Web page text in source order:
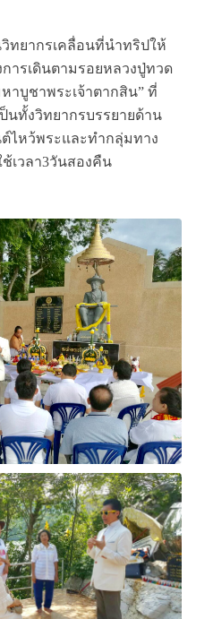
ทยากรเคลื่อนที่นำทริปให้
ารเดินตามรอยหลวงปู่ทวด
าบูชาพระเจ้าตากสิน” ที่
นทั้งวิทยากรบรรยายด้าน
ไหว้พระและทำกลุ่มทาง
เวลา3วันสองคืน